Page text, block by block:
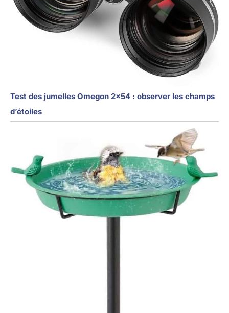
Test des jumelles Omegon 2×54 : observer les champs
d’étoiles